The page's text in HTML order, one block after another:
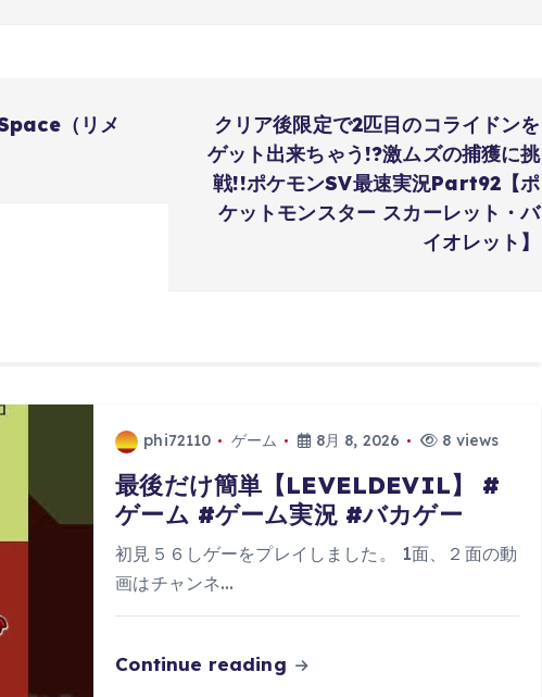
（リメ
クリア後限定で2匹目のコライドンを
ゲット出来ちゃう!?激ムズの捕獲に挑
戦!!ポケモンSV最速実況Part92【ポ
ケットモンスター スカーレット・バ
イオレット】
phi72110 ゲーム 8月 8, 2026 8 views
最後だけ簡単【LEVELDEVIL】 #
ゲーム #ゲーム実況 #バカゲー
初見５６しゲーをプレイしました。 1面、２面の動
画はチャンネ…
Continue reading